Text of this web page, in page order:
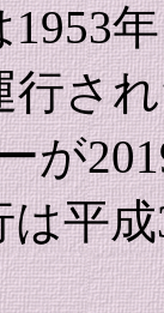
行さ
が
平